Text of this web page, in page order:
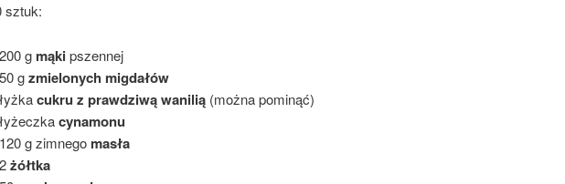
sztuk:
200 g mąkipszennej
50 gzmielonych migdałów
łyżkacukru z prawdziwą wanilią (można pominąć)
łyżeczkacynamonu
120 g zimnego masła
2żółtka